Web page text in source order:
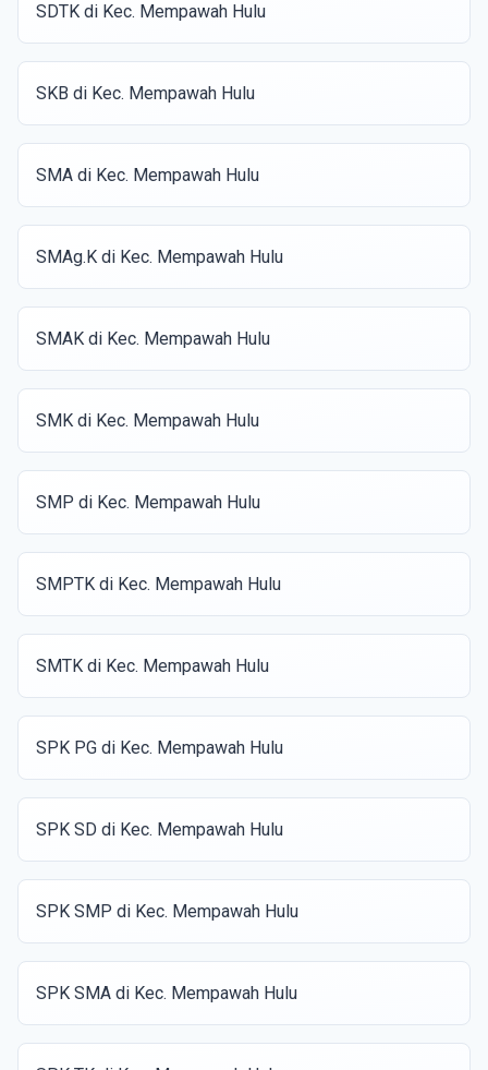
SDTK di Kec. Mempawah Hulu
SKB di Kec. Mempawah Hulu
SMA di Kec. Mempawah Hulu
SMAg.K di Kec. Mempawah Hulu
SMAK di Kec. Mempawah Hulu
SMK di Kec. Mempawah Hulu
SMP di Kec. Mempawah Hulu
SMPTK di Kec. Mempawah Hulu
SMTK di Kec. Mempawah Hulu
SPK PG di Kec. Mempawah Hulu
SPK SD di Kec. Mempawah Hulu
SPK SMP di Kec. Mempawah Hulu
SPK SMA di Kec. Mempawah Hulu